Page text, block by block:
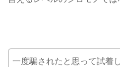
一度騙されたと思って試着